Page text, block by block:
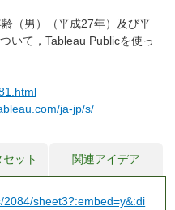
（男）（平成27年）及び平
いて，Tableau Publicを使っ
ja-jp/s/
ット 関連アイデア
sheet3?:embed=y&:di